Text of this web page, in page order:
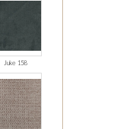
Juke 158